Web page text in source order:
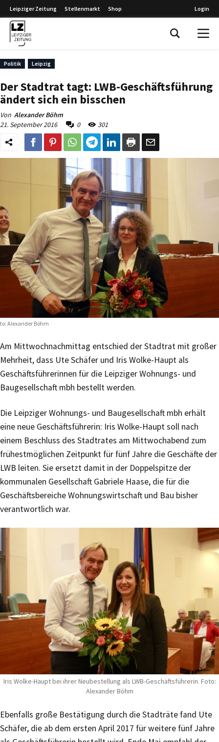
Leipziger Zeitung Stellenmarkt Shop Login
Politik Leipzig
Der Stadtrat tagt: LWB-Geschäftsführung
ändert sich ein bisschen
Von Alexander Böhm
21. September 2016
0 301
Alexander Böhm
Am Mittwochnachmittag entschied der Stadtrat mit großer
Mehrheit, dass Ute Schäfer und Iris Wolke-Haupt als
Geschäftsführerinnen für die Leipziger Wohnungs- und
Baugesellschaft mbh bestellt werden.
Die Leipziger Wohnungs- und Baugesellschaft mbh erhält
eine neue Geschäftsführerin: Iris Wolke-Haupt soll nach
einem Beschluss des Stadtrates am Mittwochabend zum
frühestmöglichen Zeitpunkt für fünf Jahre die Geschäfte der
LWB leiten. Sie ersetzt damit in der Doppelspitze der
kommunalen Gesellschaft Gabriele Haase, die für die
Geschäftsbereiche Wohnungswirtschaft und Bau bisher
verantwortlich war.
Iris Wolke-Haupt bei ihrer Neubestellung als LWB-Geschäftsführerin. Foto:
Alexander Böhm
Ebenfalls große Bestätigung durch die Stadträte fand Ute
Schäfer, die ab dem ersten April 2017 für weitere fünf Jahre